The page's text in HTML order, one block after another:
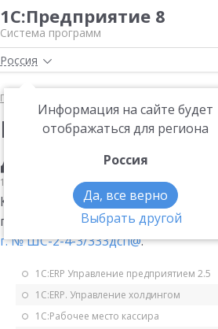
1С:Предприятие 8
Система программ
Россия
Информация на сайте будет
отображаться для региона
Россия
Да, все верно
Выбрать другой
Главная
Контрольные
декларации по УСН
16.01.2013 УСН
Контрольные соотношения к
применением упрощенной
г. № ШС-2-4-3/333дсп@.
1С:ERP Управление предприятием 2.5
1С:ERP. Управление холдингом
1С:Рабочее место кассира